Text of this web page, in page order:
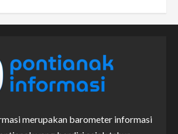
merupakan barometer informasi